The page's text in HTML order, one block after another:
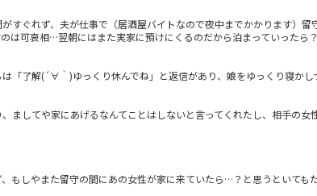
すぐれず、夫が仕事で（居酒屋バイトなので夜中までかかります）留
は可哀相…翌朝にはまた実家に預けにくるのだから泊まっていったら
「了解(´∀｀)ゆっくり休んでね」と返信があり、娘をゆっくり寝か
ましてや家にあげるなんてことはしないと言ってくれたし、相手の女
もしやまた留守の間にあの女性が家に来ていたら…？と思うといても